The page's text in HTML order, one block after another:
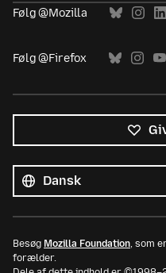
Følg @Mozilla
Følg @Firefox
sprog
Sprog
Besøg Mozilla Foundation, som
forælder.